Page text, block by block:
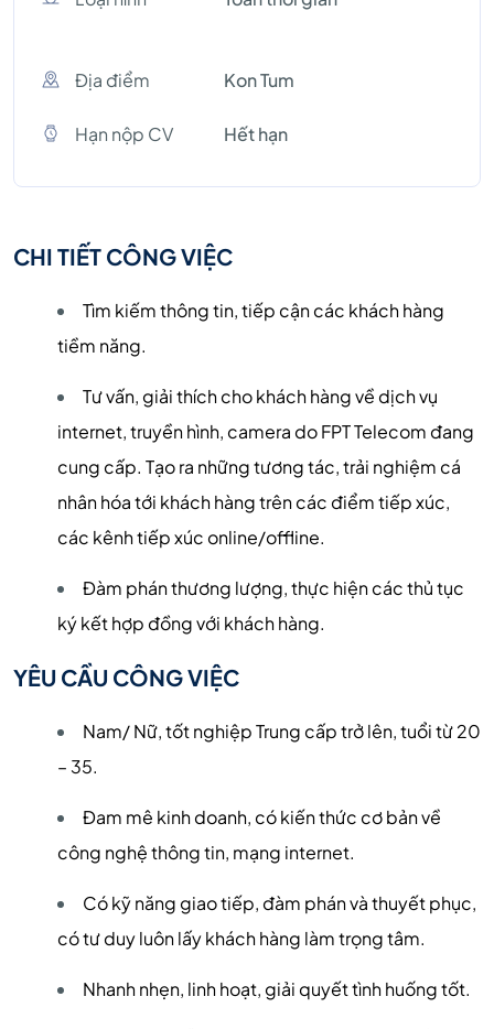
Địa điểm Kon Tum
Hạn nộp CV Hết hạn
CHI TIẾT CÔNG VIỆC
Tìm kiếm thông tin, tiếp cận các khách hàng
tiềm năng.
Tư vấn, giải thích cho khách hàng về dịch vụ
internet, truyền hình, camera do FPT Telecom đang
cung cấp. Tạo ra những tương tác, trải nghiệm cá
nhân hóa tới khách hàng trên các điểm tiếp xúc,
các kênh tiếp xúc online/offline.
Đàm phán thương lượng, thực hiện các thủ tục
ký kết hợp đồng với khách hàng.
YÊU CẦU CÔNG VIỆC
Nam/ Nữ, tốt nghiệp Trung cấp trở lên, tuổi từ 20
– 35.
Đam mê kinh doanh, có kiến thức cơ bản về
công nghệ thông tin, mạng internet.
Có kỹ năng giao tiếp, đàm phán và thuyết phục,
có tư duy luôn lấy khách hàng làm trọng tâm.
Nhanh nhẹn, linh hoạt, giải quyết tình huống tốt.